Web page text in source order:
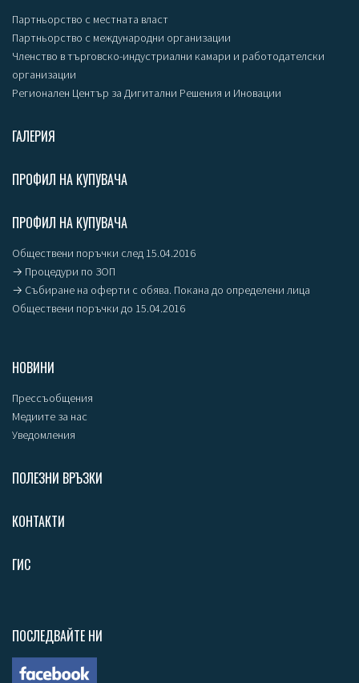
Партньорство с местната власт
Партньорство с международни организации
Членство в търговско-индустриални камари и работодателски
организации
Регионален Център за Дигитални Решения и Иновации
ГАЛЕРИЯ
ПРОФИЛ НА КУПУВАЧА
ПРОФИЛ НА КУПУВАЧА
Обществени поръчки след 15.04.2016
→ Процедури по ЗОП
→ Събиране на оферти с обява. Покана до определени лица
Обществени поръчки до 15.04.2016
НОВИНИ
Прессъобщения
Медиите за нас
Уведомления
ПОЛЕЗНИ ВРЪЗКИ
КОНТАКТИ
ГИС
ПОСЛЕДВАЙТЕ НИ